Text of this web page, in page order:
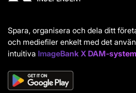
Spara, organisera och dela ditt
och mediefiler enkelt med det
intuitiva ImageBank X DAM-